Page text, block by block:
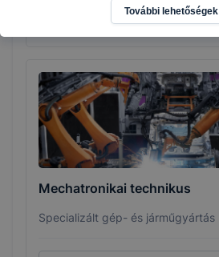
Tovább
Mechatronikai technikus
Specializált gép- és járműgyártás
További lehetőségek